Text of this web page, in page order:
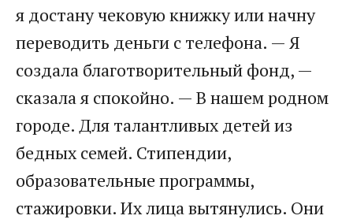
я достану чековую книжку или начну
переводить деньги с телефона. — Я
создала благотворительный фонд, —
сказала я спокойно. — В нашем родном
городе. Для талантливых детей из
бедных семей. Стипендии,
образовательные программы,
стажировки. Их лица вытянулись. Они